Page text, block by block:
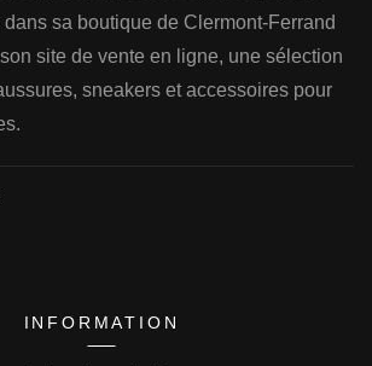
sa boutique de Clermont-Ferrand
site de vente en ligne, une sélection
sneakers et accessoires pour
INFORMATION